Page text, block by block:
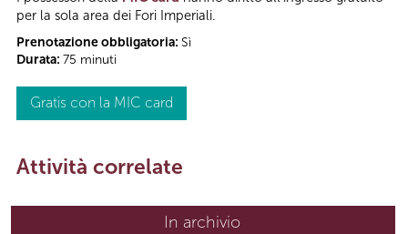
per la sola area dei Fori Imperiali.
Prenotazione obbligatoria: Sì
Durata: 75 minuti
Gratis con la MIC card
Attività correlate
In archivio